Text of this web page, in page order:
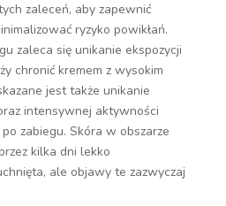
zaleceń, aby zapewnić
ryzyko powikłań.
zaleca się unikanie ekspozycji
chronić kremem z wysokim
jest także unikanie
intensywnej aktywności
zabiegu. Skóra w obszarze
kilka dni lekko
ale objawy te zazwyczaj